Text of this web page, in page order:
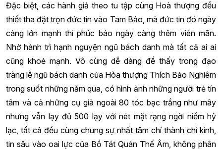
Đặc biệt, các hành giả theo tu tập cùng Hoà thượng đều
thiết tha đặt trọn đức tin vào Tam Bảo, mà đức tin đó ngày
càng lớn mạnh thì phúc báo ngày càng thêm viên mãn.
Nhờ hành trì hạnh nguyện ngũ bách danh mà tất cả ai ai
cũng khoẻ mạnh. Vô cùng dễ dàng để thấy trong đạo
tràng lễ ngũ bách danh của Hòa thượng Thích Bảo Nghiêm
trong suốt những năm qua, có hình ảnh những người trẻ tín
tâm và cả những cụ già ngoài 80 tóc bạc trắng như mây
nhưng vẫn lạy đủ 500 lạy với nét mặt rạng ngời niềm hỷ
lạc, tất cả đều cùng chung sự nhất tâm chí thành chí kính,
tin sâu vào oai lực của Bồ Tát Quán Thế Âm, không phân